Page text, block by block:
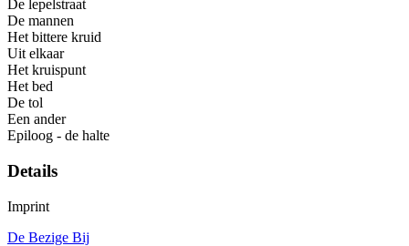
De lepelstraat
De mannen
Het bittere kruid
Uit elkaar
Het kruispunt
Het bed
De tol
Een ander
Epiloog - de halte
Details
Imprint
De Bezige Bij